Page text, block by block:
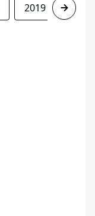
2019 2020